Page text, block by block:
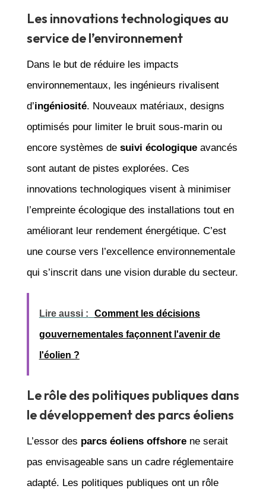
Les innovations technologiques au
service de l’environnement
Dans le but de réduire les impacts
environnementaux, les ingénieurs rivalisent
d’ingéniosité. Nouveaux matériaux, designs
optimisés pour limiter le bruit sous-marin ou
encore systèmes de suivi écologiqueavancés
sont autant de pistes explorées. Ces
innovations technologiques visent à minimiser
l’empreinte écologique des installations tout en
améliorant leur rendement énergétique. C’est
une course vers l’excellence environnementale
qui s’inscrit dans une vision durable du secteur.
Lire aussi : Comment les décisions
gouvernementales façonnent l'avenir de
l'éolien ?
Le rôle des politiques publiques dans
le développement des parcs éoliens
L’essor des parcs éoliens offshorene serait
pas envisageable sans un cadre réglementaire
adapté. Les politiques publiques ont un rôle